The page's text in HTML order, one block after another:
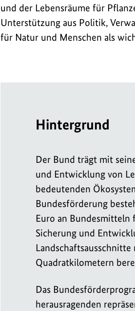
und der Lebensräume für
Unterstützung aus Politik,
für Natur und Menschen als
Hintergrund
Der Bund trägt mit
und Entwicklung von
bedeutenden
Bundesförderung
Euro an Bundesmitteln
Sicherung und
Quadratkilometern
Das
herausragenden